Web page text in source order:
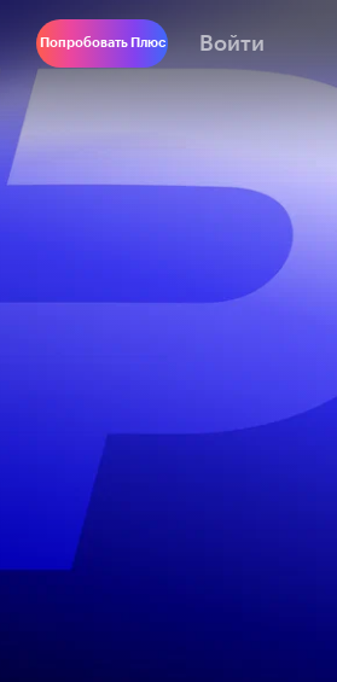
Попробовать Плюс Войти